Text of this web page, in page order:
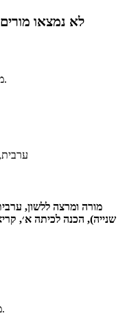
לא נמצאו
מורה ומרצה ללשון,
שנייה), הכנה לכיתה א׳,